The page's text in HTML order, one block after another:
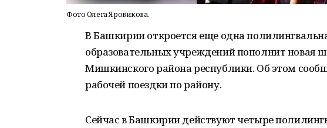
Фото Олега Яровикова.
В Башкирии откроется еще одна
образовательных учреждений пополнит новая
Мишкинского района республики. Об этом
рабочей поездки по району.
Сейчас в Башкирии действуют четыре